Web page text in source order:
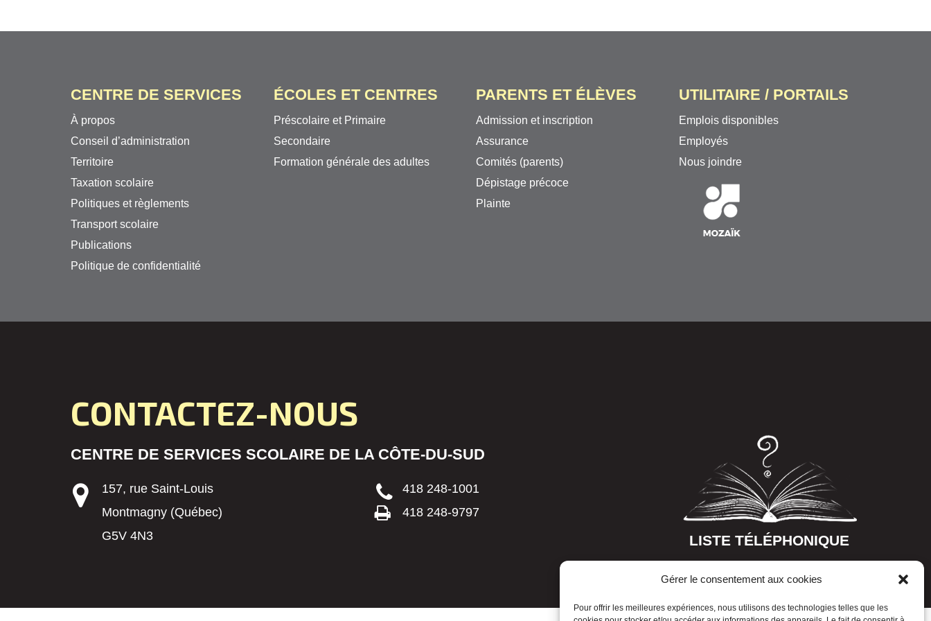
Gérer le consentement aux cookies
Pour offrir les meilleures expériences, nous utilisons des technologies telles que les
CENTRE DE SERVICES
À propos
Conseil d’administration
Territoire
Taxation scolaire
Politiques et règlements
Transport scolaire
Publications
Politique de confidentialité
ÉCOLES ET CENTRES
Préscolaire et Primaire
Secondaire
Formation générale des adultes
PARENTS ET ÉLÈVES
Admission et inscription
Assurance
Comités (parents)
Dépistage précoce
Plainte
UTILITAIRE / PORTAILS
Emplois disponibles
Employés
Nous joindre
CONTACTEZ-NOUS
CENTRE DE SERVICES SCOLAIRE DE LA CÔTE-DU-SUD
157, rue Saint-Louis
Montmagny (Québec)
G5V 4N3
418 248-1001
418 248-9797
LISTE TÉLÉPHONIQUE